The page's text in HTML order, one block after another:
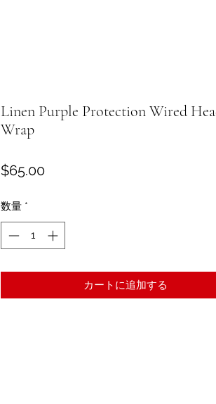
Linen Purple Protection Wired
Wrap
$65.00価
数量 *
カートに追加する